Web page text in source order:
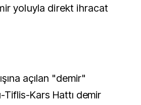
yoluyla direkt ihracat
açılan "demir"
Tiflis-Kars Hattı demir